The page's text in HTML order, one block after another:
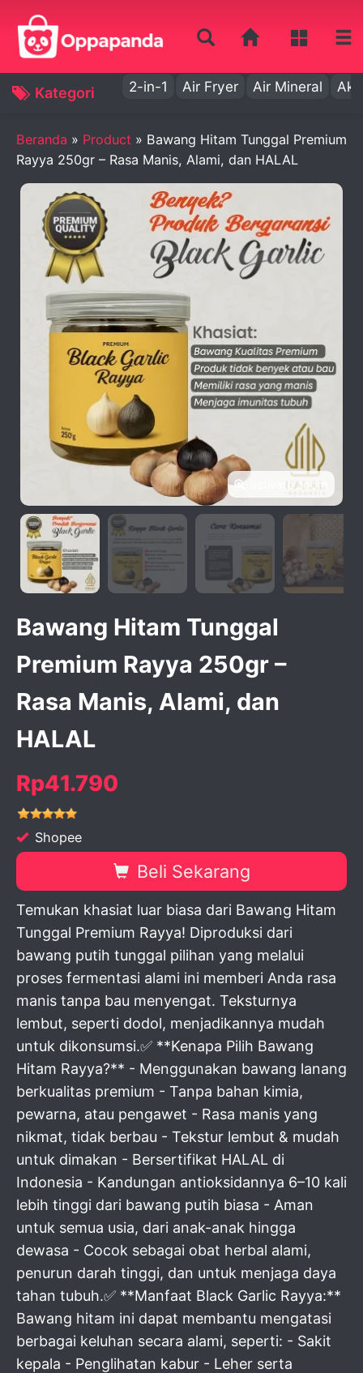
Kategori 2-in-1 Air Fryer Air Mineral Aki
Beranda » Product » Bawang Hitam Tunggal Premium
Rayya 250gr – Rasa Manis, Alami, dan HALAL
activate zoom
Bawang Hitam Tunggal
Premium Rayya 250gr –
Rasa Manis, Alami, dan
HALAL
Rp41.790
Shopee
Beli Sekarang
Temukan khasiat luar biasa dari Bawang Hitam
Tunggal Premium Rayya! Diproduksi dari
bawang putih tunggal pilihan yang melalui
proses fermentasi alami ini memberi Anda rasa
manis tanpa bau menyengat. Teksturnya
lembut, seperti dodol, menjadikannya mudah
untuk dikonsumsi.✅ **Kenapa Pilih Bawang
Hitam Rayya?** - Menggunakan bawang lanang
berkualitas premium - Tanpa bahan kimia,
pewarna, atau pengawet - Rasa manis yang
nikmat, tidak berbau - Tekstur lembut & mudah
untuk dimakan - Bersertifikat HALAL di
Indonesia - Kandungan antioksidannya 6–10 kali
lebih tinggi dari bawang putih biasa - Aman
untuk semua usia, dari anak-anak hingga
dewasa - Cocok sebagai obat herbal alami,
penurun darah tinggi, dan untuk menjaga daya
tahan tubuh.✅ **Manfaat Black Garlic Rayya:**
Bawang hitam ini dapat membantu mengatasi
berbagai keluhan secara alami, seperti: - Sakit
kepala - Penglihatan kabur - Leher serta